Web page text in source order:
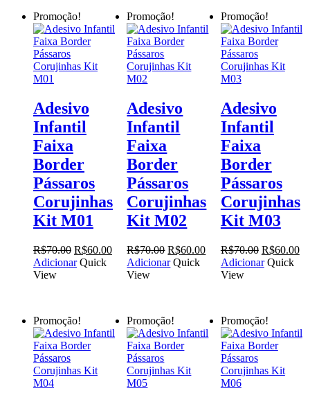
Promoção!
Adesivo
Infantil
Faixa
Border
Pássaros
Corujinhas
Kit M01
R$70.00 O
preço
R$60.00O
preço
atual
Adicionar Quick
View
Promoção!
Adesivo
Infantil
Faixa
Border
Pássaros
Corujinhas
Kit M02
R$70.00 O
preço
R$60.00O
preço
atual
Adicionar Quick
View
Promoção!
Adesivo
Infantil
Faixa
Border
Pássaros
Corujinhas
Kit M03
R$70.00 O
preço
R$60.00O
Adicionar Quick
View
Promoção! Promoção! Promoção!